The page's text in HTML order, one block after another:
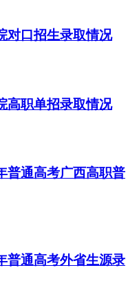
对口招生录取情况
高职单招录取情况
普通高考广西高职普
普通高考外省生源录